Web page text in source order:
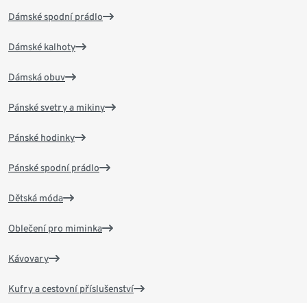
Dámské spodní prádlo
Dámské kalhoty
Dámská obuv
Pánské svetry a mikiny
Pánské hodinky
Pánské spodní prádlo
Dětská móda
Oblečení pro miminka
Kávovary
Kufry a cestovní příslušenství